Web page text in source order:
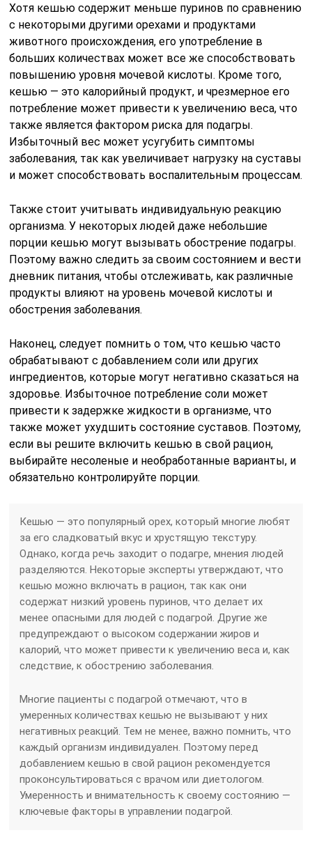
Хотя кешью содержит меньше пуринов по сравнению
с некоторыми другими орехами и продуктами
животного происхождения, его употребление в
больших количествах может все же способствовать
повышению уровня мочевой кислоты. Кроме того,
кешью — это калорийный продукт, и чрезмерное его
потребление может привести к увеличению веса, что
также является фактором риска для подагры.
Избыточный вес может усугубить симптомы
заболевания, так как увеличивает нагрузку на суставы
и может способствовать воспалительным процессам.
Также стоит учитывать индивидуальную реакцию
организма. У некоторых людей даже небольшие
порции кешью могут вызывать обострение подагры.
Поэтому важно следить за своим состоянием и вести
дневник питания, чтобы отслеживать, как различные
продукты влияют на уровень мочевой кислоты и
обострения заболевания.
Наконец, следует помнить о том, что кешью часто
обрабатывают с добавлением соли или других
ингредиентов, которые могут негативно сказаться на
здоровье. Избыточное потребление соли может
привести к задержке жидкости в организме, что
также может ухудшить состояние суставов. Поэтому,
если вы решите включить кешью в свой рацион,
выбирайте несоленые и необработанные варианты, и
обязательно контролируйте порции.
Кешью — это популярный орех, который многие любят
за его сладковатый вкус и хрустящую текстуру.
Однако, когда речь заходит о подагре, мнения людей
разделяются. Некоторые эксперты утверждают, что
кешью можно включать в рацион, так как они
содержат низкий уровень пуринов, что делает их
менее опасными для людей с подагрой. Другие же
предупреждают о высоком содержании жиров и
калорий, что может привести к увеличению веса и, как
следствие, к обострению заболевания.
Многие пациенты с подагрой отмечают, что в
умеренных количествах кешью не вызывают у них
негативных реакций. Тем не менее, важно помнить, что
каждый организм индивидуален. Поэтому перед
добавлением кешью в свой рацион рекомендуется
проконсультироваться с врачом или диетологом.
Умеренность и внимательность к своему состоянию —
ключевые факторы в управлении подагрой.